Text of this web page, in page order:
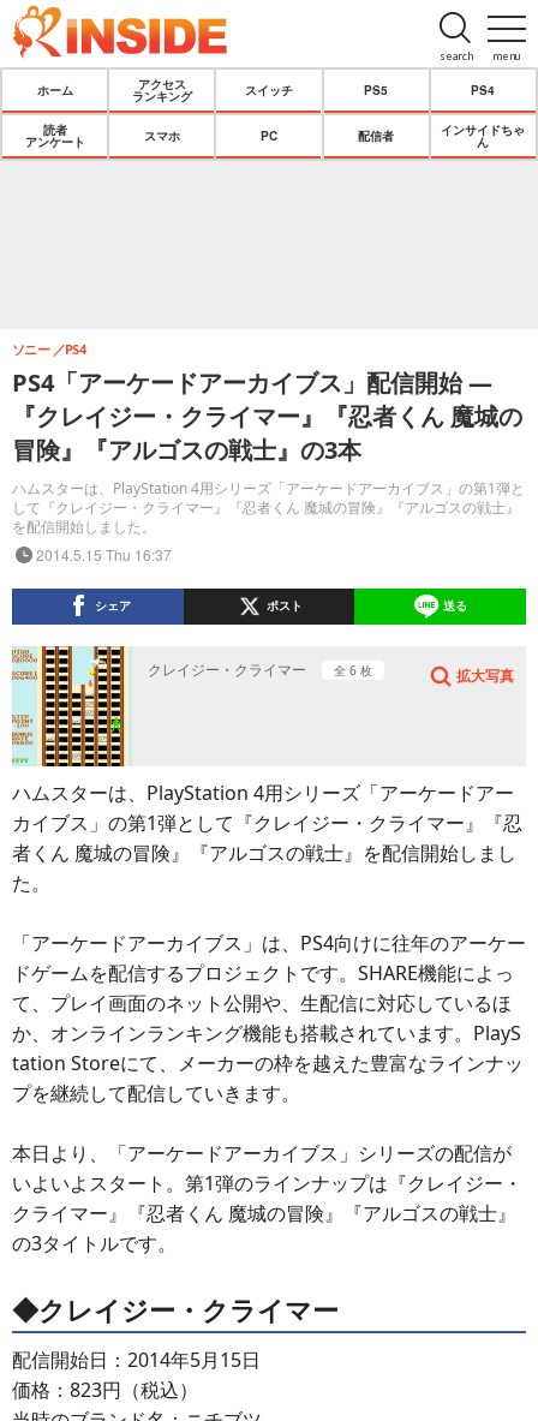
menu
search
ホーム
アクセス
ランキング
スイッチ PS5 PS4
読者
アンケート
スマホ PC 配信者
インサイドちゃ
ん
PS4「アーケードアーカイブス」配信開始 ―
『クレイジー・クライマー』『忍者くん 魔城の
冒険』『アルゴスの戦士』の3本
ハムスターは、PlayStation 4用シリーズ「アーケードアーカイブス」の第1弾と
して『クレイジー・クライマー』『忍者くん 魔城の冒険』『アルゴスの戦士』
を配信開始しました。
ソニー PS4
2014.5.15 Thu 16:37
シェア ポスト 送る
クレイジー・クライマー 全 6 枚 拡大写真
ハムスターは、PlayStation 4用シリーズ「アーケードアー
カイブス」の第1弾として『クレイジー・クライマー』『忍
者くん 魔城の冒険』『アルゴスの戦士』を配信開始しまし
た。
「アーケードアーカイブス」は、PS4向けに往年のアーケー
ドゲームを配信するプロジェクトです。SHARE機能によっ
て、プレイ画面のネット公開や、生配信に対応しているほ
か、オンラインランキング機能も搭載されています。PlayS
tation Storeにて、メーカーの枠を越えた豊富なラインナッ
プを継続して配信していきます。
本日より、「アーケードアーカイブス」シリーズの配信が
いよいよスタート。第1弾のラインナップは『クレイジー・
クライマー』『忍者くん 魔城の冒険』『アルゴスの戦士』
の3タイトルです。
◆クレイジー・クライマー
配信開始日：2014年5月15日
価格：823円（税込）